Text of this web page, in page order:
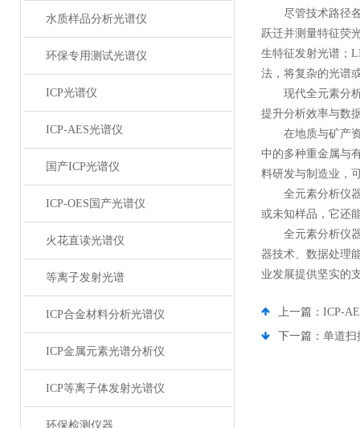
水质样品分析光谱仪
环保专用测试光谱仪
ICP光谱仪
ICP-AES光谱仪
国产ICP光谱仪
ICP-OES国产光谱仪
火花直读光谱仪
等离子发射光谱
ICP合金材料分析光谱仪
ICP金属元素光谱分析仪
ICP等离子体发射光谱仪
环保检测仪器
尽管技术路径
跃迁并测量特征荧
生特征发射光谱；
法，将复杂的光谱
现代全元素分析
提升分析效率与数
在地质与矿产资
中的多种重金属与
料研发与制造业，
全元素分析仪器
或未知样品，它还
全元素分析仪器
器技术、数据处理
业发展提供坚实的
上一篇： ICP-
下一篇： 单道扫